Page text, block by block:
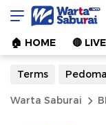
Warta Saburai
Sumber
🏠︎ HOME 🔴 LIVE
Terms
Warta Saburai